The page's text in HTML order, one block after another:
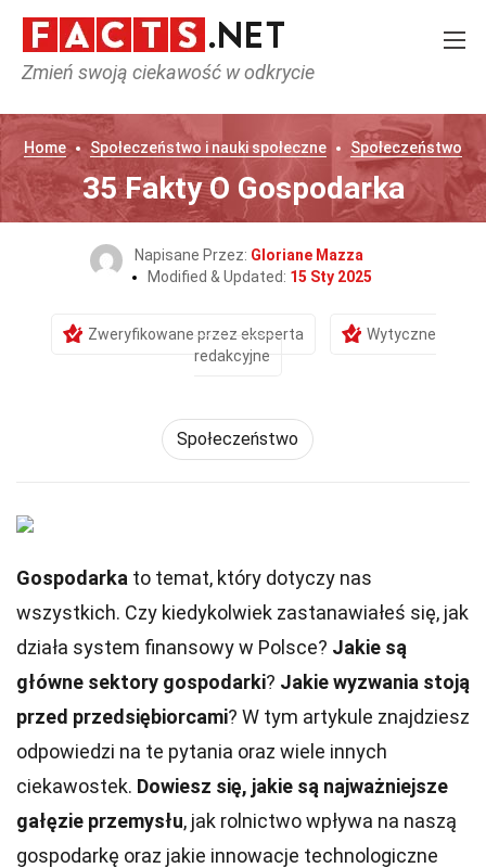
Zmień swoją ciekawość w odkrycie
Home Społeczeństwo i nauki społeczne Społeczeństwo
35 Fakty O Gospodarka
Napisane Przez: Gloriane Mazza
Modified & Updated: 15 Sty 2025
Zweryfikowane przez eksperta
Wytyczne
redakcyjne
Społeczeństwo
Gospodarka to temat, który dotyczy nas
wszystkich. Czy kiedykolwiek zastanawiałeś się, jak
działa system finansowy w Polsce? Jakie są
główne sektory gospodarki? Jakie wyzwania stoją
przed przedsiębiorcami? W tym artykule znajdziesz
odpowiedzi na te pytania oraz wiele innych
ciekawostek. Dowiesz się, jakie są najważniejsze
gałęzie przemysłu, jak rolnictwo wpływa na naszą
gospodarkę oraz jakie innowacje technologiczne